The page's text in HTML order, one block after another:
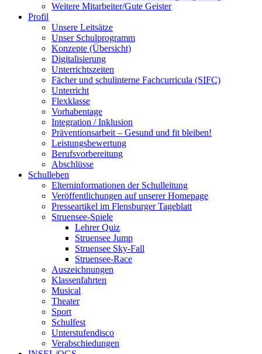
Weitere Mitarbeiter/Gute Geister
Profil
Unsere Leitsätze
Unser Schulprogramm
Konzepte (Übersicht)
Digitalisierung
Unterrichtszeiten
Fächer und schulinterne Fachcurricula (SIFC)
Unterricht
Flexklasse
Vorhabentage
Integration / Inklusion
Präventionsarbeit – Gesund und fit bleiben!
Leistungsbewertung
Berufsvorbereitung
Abschlüsse
Schulleben
Elterninformationen der Schulleitung
Veröffentlichungen auf unserer Homepage
Presseartikel im Flensburger Tageblatt
Struensee-Spiele
Lehrer Quiz
Struensee Jump
Struensee Sky-Fall
Struensee-Race
Auszeichnungen
Klassenfahrten
Musical
Theater
Sport
Schulfest
Unterstufendisco
Verabschiedungen